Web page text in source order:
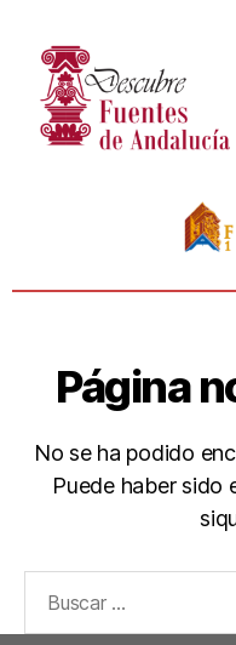
Página
No se ha podido
Puede haber sido